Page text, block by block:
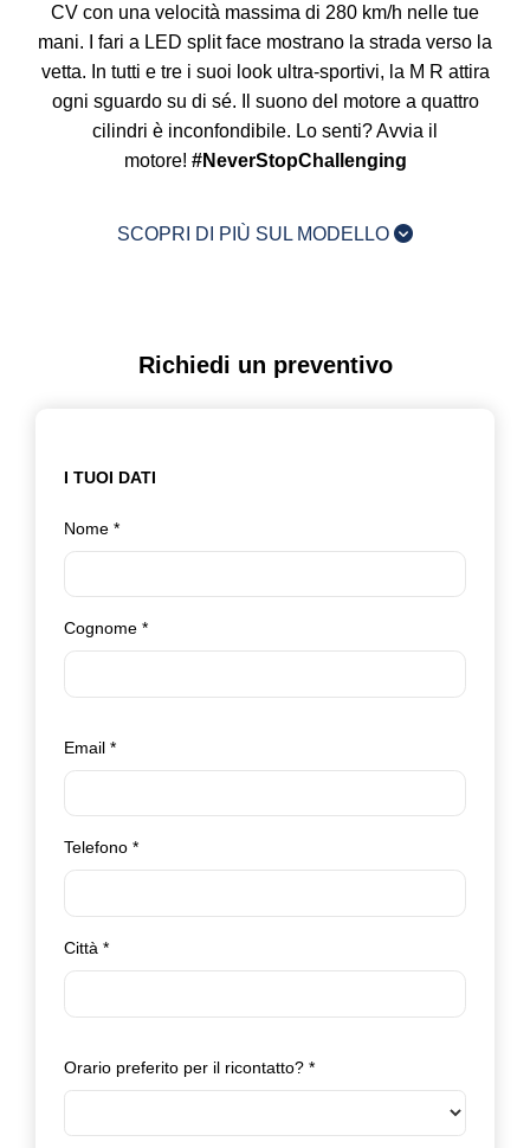
CV con una velocità massima di 280 km/h nelle tue
mani. I fari a LED split face mostrano la strada verso la
vetta. In tutti e tre i suoi look ultra-sportivi, la M R attira
ogni sguardo su di sé. Il suono del motore a quattro
cilindri è inconfondibile. Lo senti? Avvia il
motore! #NeverStopChallenging
SCOPRI DI PIÙ SUL MODELLO
Richiedi un preventivo
I TUOI DATI
Nome *
Cognome *
Email *
Telefono *
Città *
Orario preferito per il ricontatto? *